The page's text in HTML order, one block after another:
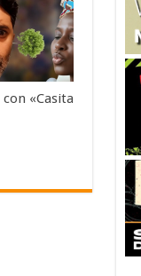
«Casita